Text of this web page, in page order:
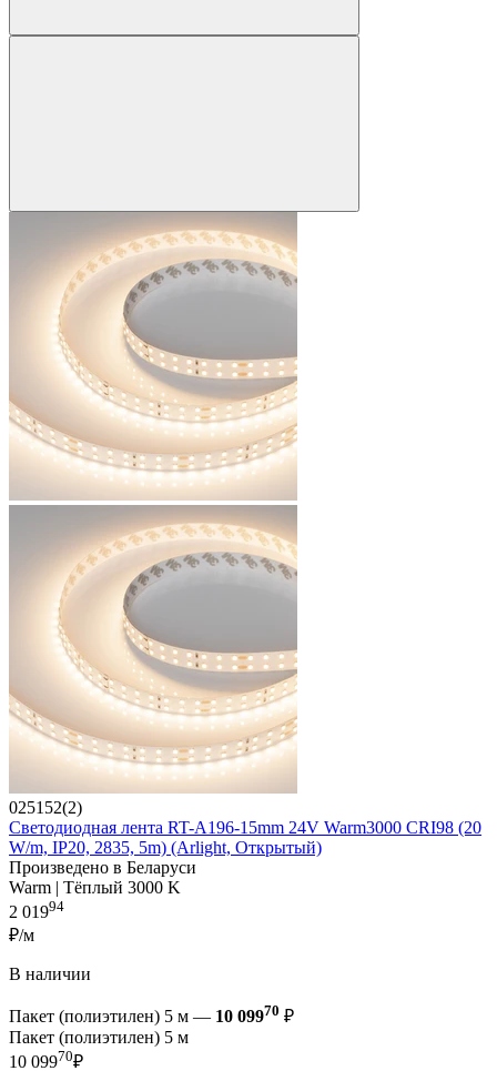
025152(2)
Светодиодная лента RT-A196-15mm 24V Warm3000 CRI98 (20
W/m, IP20, 2835, 5m) (Arlight, Открытый)
Произведено в Беларуси
Warm | Тёплый 3000 K
2 01994
₽/м
В наличии
Пакет (полиэтилен) 5 м — 10 09970 ₽
Пакет (полиэтилен) 5 м
10 09970₽